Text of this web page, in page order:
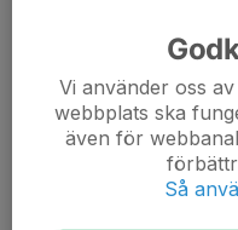
Vi använder oss
webbplats ska
även för
Så